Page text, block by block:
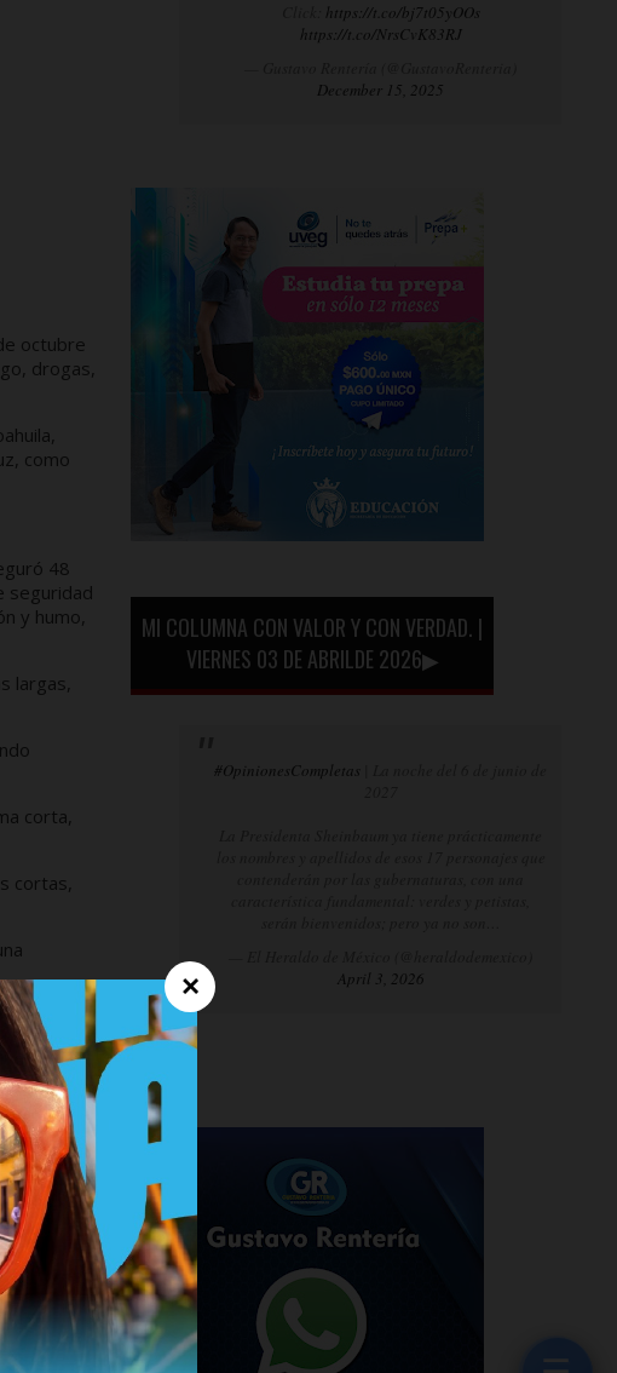
octubre
drogas,
como
48
seguridad
y humo,
largas,
corta,
cortas,
drogas.
de
en 10
×
https://t.co/bj7t05yOOs
https://t.co/NrsCvK83RJ
December 15, 2025
MI COLUMNA CON VALOR Y CON VERDAD. |
VIERNES 03 DE ABRILDE 2026▶
#OpinionesCompletas
April 3, 2026